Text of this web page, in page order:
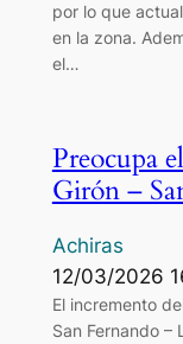
por lo que
en la zona.
el…
Preocupa
Girón –
Achiras
12/03/2026
El incremento
San Fernando –